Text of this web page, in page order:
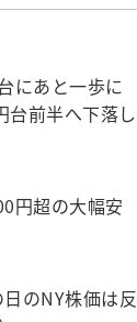
にあと一歩に
台前半へ下落し
円超の大幅安
のNY株価は反